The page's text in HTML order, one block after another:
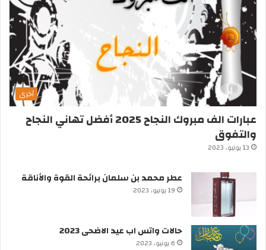
أخرى
عبارات الف مبروك النجاح 2025 أفضل تهاني النجاح
والتفوق
13 يونيو، 2023
عطر محمد بن سلمان برائحة القوة والأناقة
19 يونيو، 2023
حالات واتس اب عيد الاضحى 2023
6 يونيو، 2023